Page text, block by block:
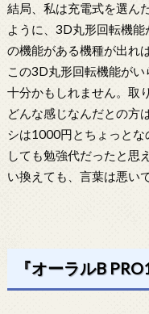
結局、私は充電式を選ん
ように、3D丸形回転機
の機能がある機種が出れ
この3D丸形回転機能が
十分かもしれません。取
どんな感じなんだとの方
シは1000円とちょっと
しても勉強代だったと思
い換えても、言葉は悪い
『オーラルB